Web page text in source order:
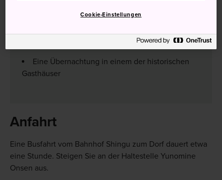
Kochen von frischen Eiern und Gemüse im
Eine Übernachtung in einem der historischen
Gasthäuser
Anfahrt
Eine Busfahrt vom Bahnhof Shingu zum Dorf dauert etwa
eine Stunde. Steigen Sie an der Haltestelle Yunomine
Onsen aus.
Cookie-Einstellungen